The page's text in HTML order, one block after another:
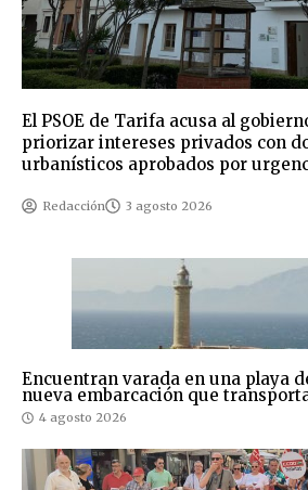
El PSOE de Tarifa acusa al
priorizar intereses privados con
urbanísticos aprobados por
Redacción 3 agosto 2026
Encuentran varada en una playa
nueva embarcación que
4 agosto 2026